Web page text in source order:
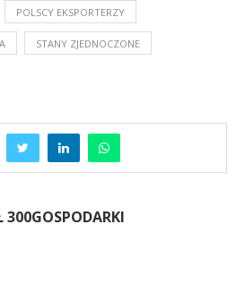
POLSCY EKSPORTERZY
STANY ZJEDNOCZONE
300GOSPODARKI